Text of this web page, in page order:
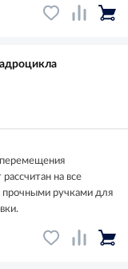
на все
прочными ручками для